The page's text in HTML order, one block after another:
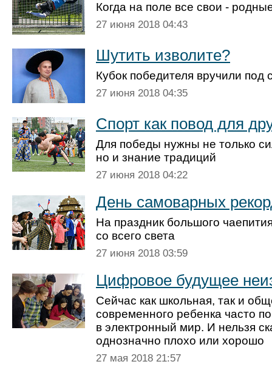
Когда на поле все свои -
27 июня 2018 04:43
Шутить изволите?
Кубок победителя вручили под
27 июня 2018 04:35
Спорт как повод для
Для победы нужны не только
но и знание традиций
27 июня 2018 04:22
День самоварных
На праздник большого
со всего света
27 июня 2018 03:59
Цифровое будущее
Сейчас как школьная, так и
современного ребенка часто
в электронный мир. И нельзя
однозначно плохо или хорошо
27 мая 2018 21:57